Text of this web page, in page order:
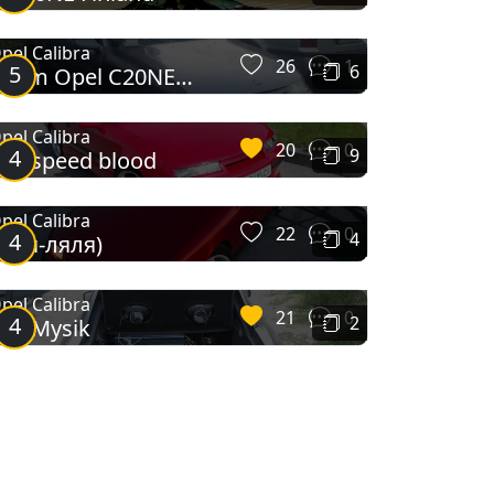
5 6
Calibra
Opel C20NE
26 1
4 9
Calibra
2.0I speed blood 20 0
4 4
Calibra
ляля) 22 0
4 2
Calibra
Mysik 21 0